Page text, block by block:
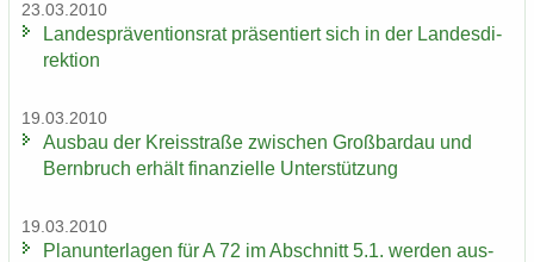
23.03.2010
Lan­des­prä­ven­ti­ons­rat prä­sen­tiert sich in der Lan­des­di­
rek­ti­on
19.03.2010
Aus­bau der Kreis­stra­ße zwi­schen Groß­bardau und
Bern­bruch er­hält fi­nan­zi­el­le Un­ter­stüt­zung
19.03.2010
Plan­un­ter­la­gen für A 72 im Ab­schnitt 5.1. wer­den aus­